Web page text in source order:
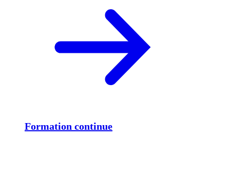
Formation continue